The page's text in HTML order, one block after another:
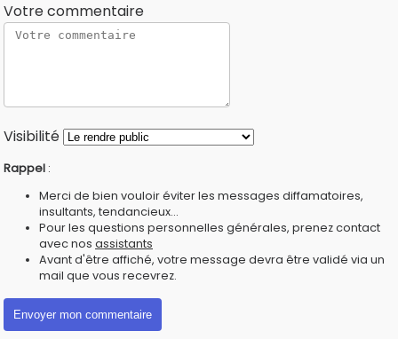
Votre commentaire
Visibilité
Rappel :
Merci de bien vouloir éviter les messages diffamatoires,
insultants, tendancieux...
Pour les questions personnelles générales, prenez contact
avec nos assistants
Avant d'être affiché, votre message devra être validé via un
mail que vous recevrez.